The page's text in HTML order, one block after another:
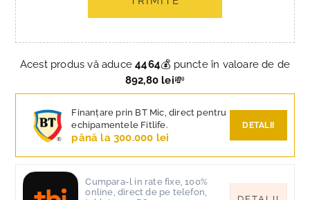
Acest produs vă aduce4464💰 puncte în valoare de de
892,80 lei💸
Finanțare prin BT Mic, direct pentru
echipamentele Fitlife.
până la 300.000 lei
DETALII
Cumpara-l in rate fixe, 100%
online, direct de pe telefon,